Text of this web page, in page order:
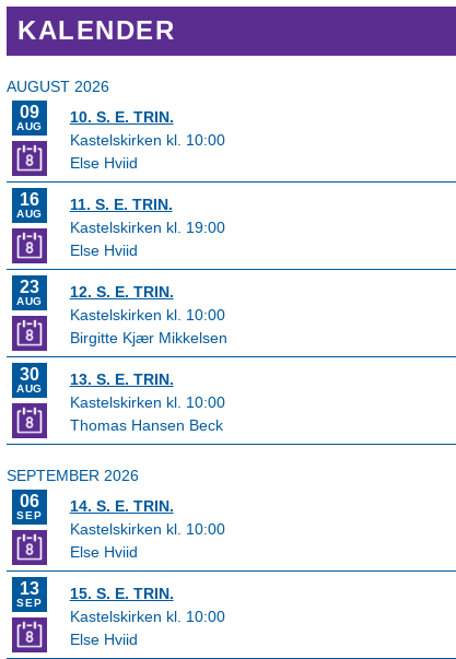
KALENDER
AUGUST 2026
09
AUG
10. S. E. TRIN.
Kastelskirken kl. 10:00
Else Hviid
16
AUG
11. S. E. TRIN.
Kastelskirken kl. 19:00
Else Hviid
23
AUG
12. S. E. TRIN.
Kastelskirken kl. 10:00
Birgitte Kjær Mikkelsen
30
AUG
13. S. E. TRIN.
Kastelskirken kl. 10:00
Thomas Hansen Beck
SEPTEMBER 2026
06
SEP
14. S. E. TRIN.
Kastelskirken kl. 10:00
Else Hviid
13
SEP
15. S. E. TRIN.
Kastelskirken kl. 10:00
Else Hviid